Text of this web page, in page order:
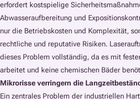
erfordert kostspielige
Abwasseraufbereitung und
nur die Betriebskosten und Komplexität,
rechtliche und reputative Risiken.
dieses Problem vollständig, da es mit
arbeitet und keine chemischen Bäder
Mikrorisse verringern die
Ein zentrales Problem der industriellen